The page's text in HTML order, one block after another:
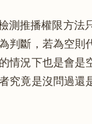
測推播權限方法
判斷，若為空則
情況下也是會是
究竟是沒問過還